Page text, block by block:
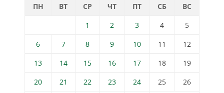
ПН ВТ СР ЧТ ПТ СБ
ВС
1
2 3 4
5
6
7 8 9 10 11
12
13
14 15 16 17 18
19
20
21 22 23 24 25
26